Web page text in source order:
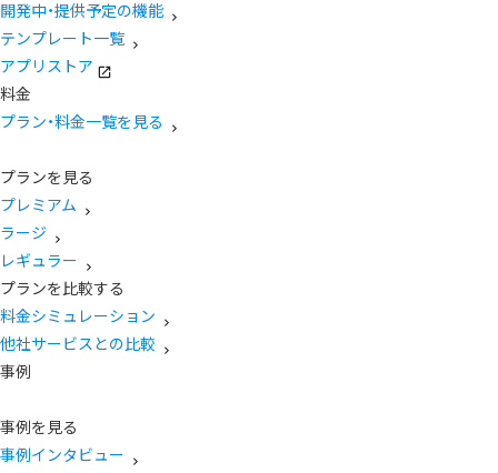
開発中・提供予定の機能
テンプレート一覧
アプリストア
料金
プラン・料金一覧を見る
プランを見る
プレミアム
ラージ
レギュラー
プランを比較する
料金シミュレーション
他社サービスとの比較
事例
事例を見る
事例インタビュー